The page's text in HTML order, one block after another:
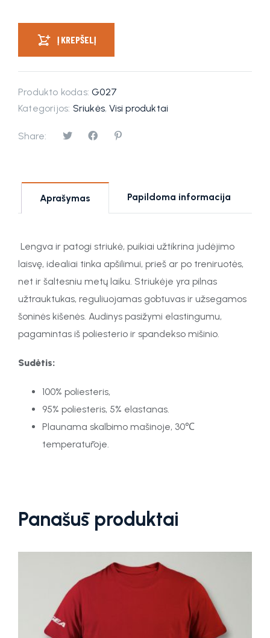
Į KREPŠELĮ
Produkto kodas:G027
Kategorijos: Sriukės,Visi produktai
Share:
Aprašymas Papildoma informacija
Lengva ir patogi striukė, puikiai užtikrina judėjimo
laisvę, idealiai tinka apšilimui, prieš ar po treniruotės,
net ir šaltesniu metų laiku. Striukėje yra pilnas
užtrauktukas, reguliuojamas gobtuvas ir užsegamos
šoninės kišenės. Audinys pasižymi elastingumu,
pagamintas iš poliesterio ir spandekso mišinio.
Sudėtis:
100% poliesteris,
95% poliesteris, 5% elastanas.
Plaunama skalbimo mašinoje, 30℃
temperatūroje.
Panašūs produktai